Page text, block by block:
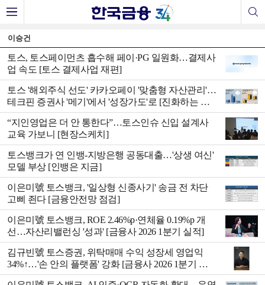
이승건
토스, 토스페이먼츠 흡수해 페이·PG 일원화…결제사
업 속도 [토스 결제사업 재편]
토스 '해외주식 선도' 카카오페이 '맞춤형 자산관리'…
테크핀 증권사 '메기'에서 '성장가도'로 [진화하는 테
크핀 증권사 (상)]
“지인영업은 더 안 통한다”…토스인슈 신입 설계사
교육 가보니 [현장스케치]
토스뱅크가 연 인뱅-지방은행 공동대출…'상생 여신'
모델 부상 [인뱅은 지금]
이은미號 토스뱅크, '일상형 신종사기' 송금 전 차단
고삐 죈다 [금융안전망 점검]
이은미號 토스뱅크, ROE 2.46%p·연체율 0.19%p 개
선…자산리밸런싱 '성과' [금융사 2026 1분기 실적]
김규빈號 토스증권, 위탁매매 수익 성장세 영업익
34%↑…'손 안의 플랫폼' 강화 [금융사 2026 1분기 실
적]